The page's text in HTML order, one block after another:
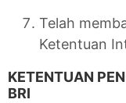
Telah
Ketentuan
KETENTUAN
BRI